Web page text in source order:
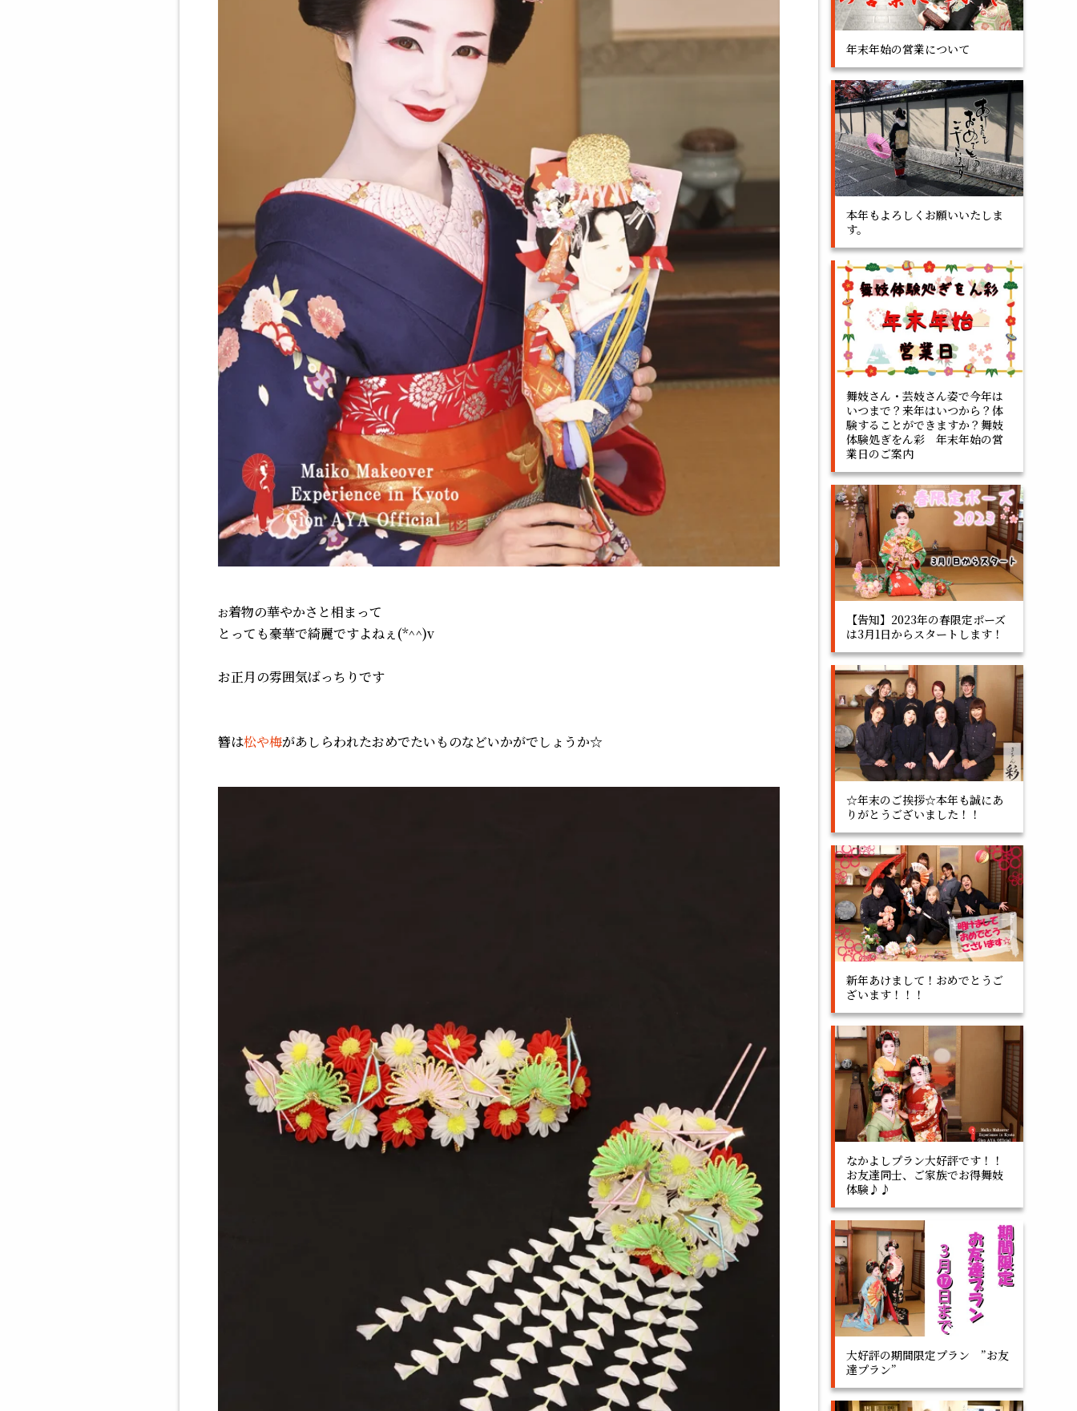
お着物の華やかさと相まって
とっても豪華で綺麗ですよねぇ(*^^)v
お正月の雰囲気ばっちりです
簪は松や梅があしらわれたおめでたいものなどいかがでしょうか☆
年末年始の営業について
本年もよろしくお願いいたしま
す。
舞妓さん・芸妓さん姿で今年は
いつまで？来年はいつから？体
験することができますか？舞妓
体験処ぎをん彩 年末年始の営
業日のご案内
【告知】2023年の春限定ポーズ
は3月1日からスタートします！
☆年末のご挨拶☆本年も誠にあ
りがとうございました！！
新年あけまして！おめでとうご
ざいます！！！
なかよしプラン大好評です！！
お友達同士、ご家族でお得舞妓
体験♪♪
大好評の期間限定プラン ”お友
達プラン”